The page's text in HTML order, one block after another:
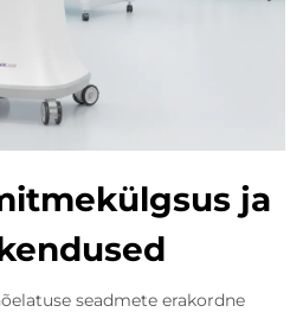
ja
seadmete erakordne